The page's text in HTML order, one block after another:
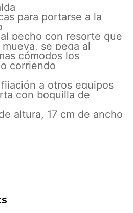
para portarse a la
pecho con resorte que
se pega al
cómodos los
corriendo
a otros equipos
con boquilla de
altura, 17 cm de ancho